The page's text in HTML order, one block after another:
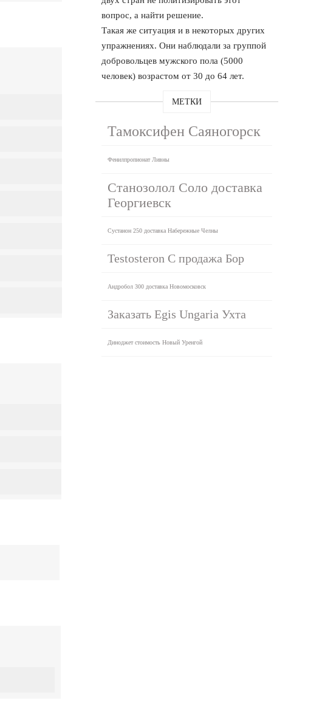
вопрос, а найти решение.
Такая же ситуация и в некоторых других
упражнениях. Они наблюдали за группой
добровольцев мужского пола (5000
человек) возрастом от 30 до 64 лет.
МЕТКИ
Тамоксифен Саяногорск
Фенилпропионат Ливны
Станозолол Соло доставка
Георгиевск
Сустанон 250 доставка Набережные Челны
Testosteron C продажа Бор
Андробол 300 доставка Новомосковск
Заказать Egis Ungaria Ухта
Диноджет стоимость Новый Уренгой